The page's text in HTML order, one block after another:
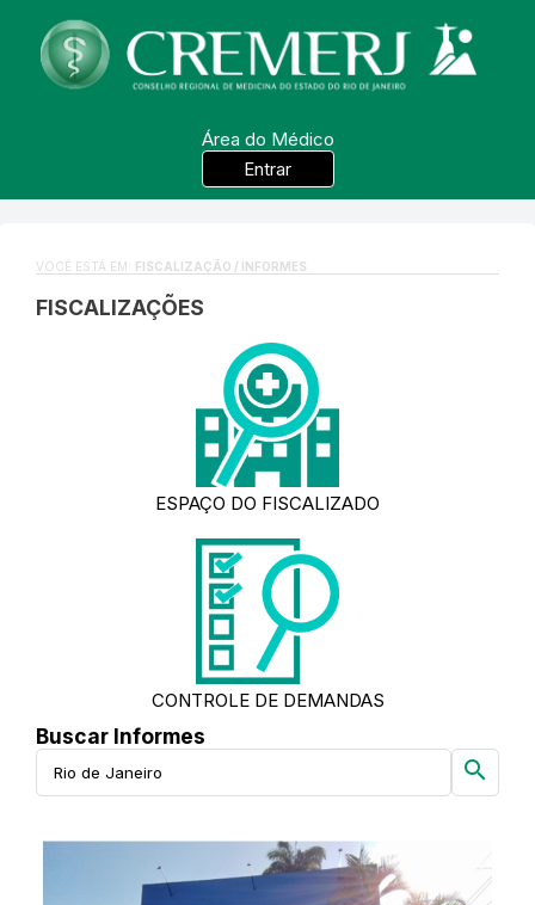
Área do Médico
Entrar
VOCÊ ESTÁ EM: FISCALIZAÇÃO / INFORMES
FISCALIZAÇÕES
ESPAÇO DO FISCALIZADO
CONTROLE DE DEMANDAS
Buscar Informes
search